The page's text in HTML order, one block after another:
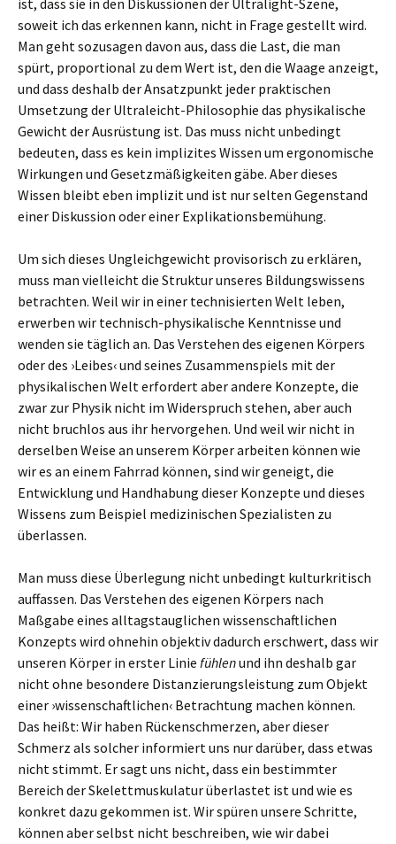
ist, dass sie in den Diskussionen der Ultralight-Szene,
soweit ich das erkennen kann, nicht in Frage gestellt wird.
Man geht sozusagen davon aus, dass die Last, die man
spürt, proportional zu dem Wert ist, den die Waage anzeigt,
und dass deshalb der Ansatzpunkt jeder praktischen
Umsetzung der Ultraleicht-Philosophie das physikalische
Gewicht der Ausrüstung ist. Das muss nicht unbedingt
bedeuten, dass es kein implizites Wissen um ergonomische
Wirkungen und Gesetzmäßigkeiten gäbe. Aber dieses
Wissen bleibt eben implizit und ist nur selten Gegenstand
einer Diskussion oder einer Explikationsbemühung.
Um sich dieses Ungleichgewicht provisorisch zu erklären,
muss man vielleicht die Struktur unseres Bildungswissens
betrachten. Weil wir in einer technisierten Welt leben,
erwerben wir technisch-physikalische Kenntnisse und
wenden sie täglich an. Das Verstehen des eigenen Körpers
oder des ›Leibes‹ und seines Zusammenspiels mit der
physikalischen Welt erfordert aber andere Konzepte, die
zwar zur Physik nicht im Widerspruch stehen, aber auch
nicht bruchlos aus ihr hervorgehen. Und weil wir nicht in
derselben Weise an unserem Körper arbeiten können wie
wir es an einem Fahrrad können, sind wir geneigt, die
Entwicklung und Handhabung dieser Konzepte und dieses
Wissens zum Beispiel medizinischen Spezialisten zu
überlassen.
Man muss diese Überlegung nicht unbedingt kulturkritisch
auffassen. Das Verstehen des eigenen Körpers nach
Maßgabe eines alltagstauglichen wissenschaftlichen
Konzepts wird ohnehin objektiv dadurch erschwert, dass wir
unseren Körper in erster Linie fühlenund ihn deshalb gar
nicht ohne besondere Distanzierungsleistung zum Objekt
einer ›wissenschaftlichen‹ Betrachtung machen können.
Das heißt: Wir haben Rückenschmerzen, aber dieser
Schmerz als solcher informiert uns nur darüber, dass etwas
nicht stimmt. Er sagt uns nicht, dass ein bestimmter
Bereich der Skelettmuskulatur überlastet ist und wie es
konkret dazu gekommen ist. Wir spüren unsere Schritte,
können aber selbst nicht beschreiben, wie wir dabei